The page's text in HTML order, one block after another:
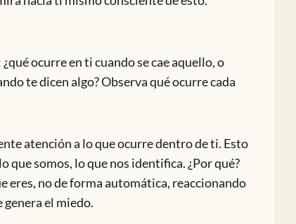
ocurre en ti cuando se cae aquello, o
te dicen algo? Observa qué ocurre cada
atención a lo que ocurre dentro de ti. Esto
que somos, lo que nos identifica. ¿Por qué?
eres, no de forma automática, reaccionando
el miedo.